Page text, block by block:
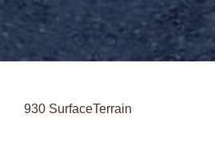
930 SurfaceTerrain